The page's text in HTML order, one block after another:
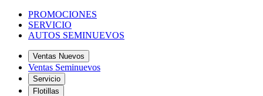
PROMOCIONES
SERVICIO
AUTOS SEMINUEVOS
Ventas Nuevos
Ventas Seminuevos
Servicio
Flotillas